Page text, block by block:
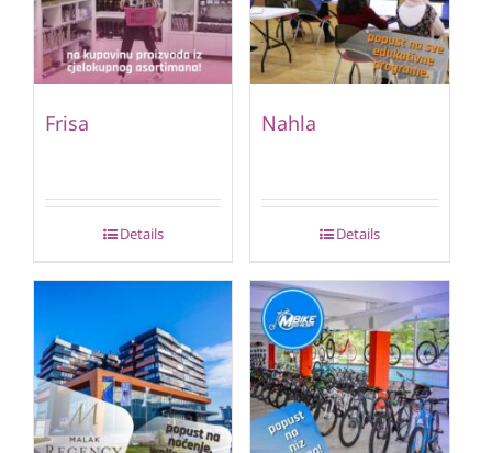
Frisa
Details
Nahla
Details